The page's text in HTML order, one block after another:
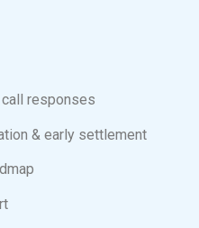
responses
& early settlement